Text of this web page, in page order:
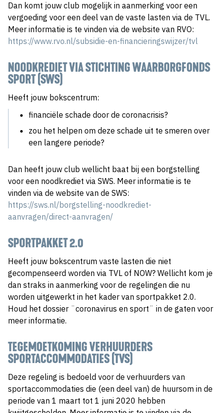
Dan komt jouw club mogelijk in aanmerking voor een
vergoeding voor een deel van de vaste lasten via de TVL.
Meer informatie is te vinden via de website van RVO:
https://www.rvo.nl/subsidie-en-financieringswijzer/tvl
NOODKREDIET VIA STICHTING WAARBORGFONDS
SPORT (SWS)
Heeft jouw bokscentrum:
financiële schade door de coronacrisis?
zou het helpen om deze schade uit te smeren over
een langere periode?
Dan heeft jouw club wellicht baat bij een borgstelling
voor een noodkrediet via SWS. Meer informatie is te
vinden via de website van de SWS:
https://sws.nl/borgstelling-noodkrediet-
aanvragen/direct-aanvragen/
SPORTPAKKET 2.0
Heeft jouw bokscentrum vaste lasten die niet
gecompenseerd worden via TVL of NOW? Wellicht kom je
dan straks in aanmerking voor de regelingen die nu
worden uitgewerkt in het kader van sportpakket 2.0.
Houd het dossier ¨coronavirus en sport¨ in de gaten voor
meer informatie.
TEGEMOETKOMING VERHUURDERS
SPORTACCOMMODATIES (TVS)
Deze regeling is bedoeld voor de verhuurders van
sportaccommodaties die (een deel van) de huursom in de
periode van 1 maart tot 1 juni 2020 hebben